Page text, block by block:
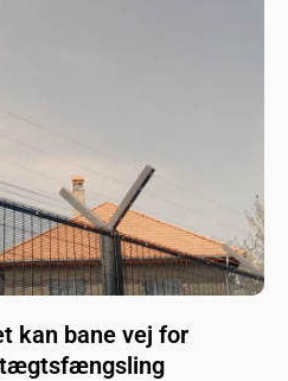
kan bane vej for